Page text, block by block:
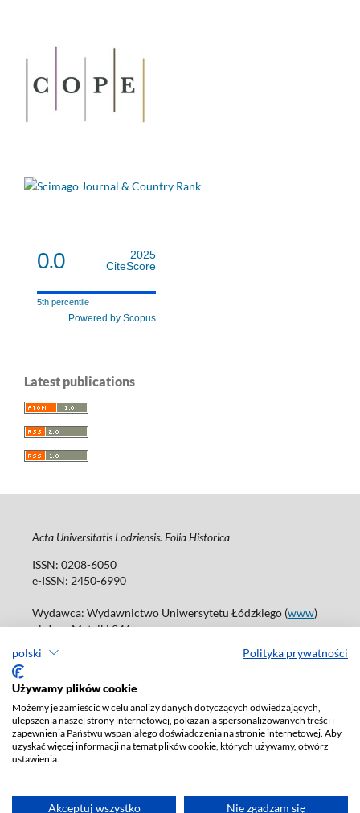
polski Polityka prywatności
Używamy plików cookie
Możemy je zamieścić w celu analizy danych dotyczących odwiedzających,
ulepszenia naszej strony internetowej, pokazania spersonalizowanych treści i
zapewnienia Państwu wspaniałego doświadczenia na stronie internetowej. Aby
uzyskać więcej informacji na temat plików cookie, których używamy, otwórz
ustawienia.
Akceptuj wszystko Nie zgadzam się
0.0
2025
CiteScore
5th percentile
Powered by Scopus
Latest publications
Acta Universitatis Lodziensis. Folia Historica
ISSN: 0208-6050
e-ISSN: 2450-6990
Wydawca: Wydawnictwo Uniwersytetu Łódzkiego (www)
ul. Jana Matejki 34A
Tel.: 42 235 01 65, fax: 42 66 55 86
Deklaracja dostępności